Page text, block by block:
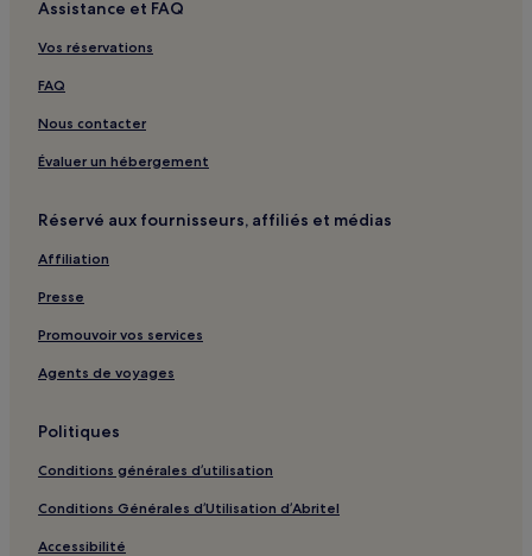
Assistance et FAQ
Vos réservations
FAQ
Nous contacter
Évaluer un hébergement
Réservé aux fournisseurs, affiliés et médias
Affiliation
Presse
Promouvoir vos services
Agents de voyages
Politiques
Conditions générales d’utilisation
Conditions Générales d’Utilisation d’Abritel
Accessibilité